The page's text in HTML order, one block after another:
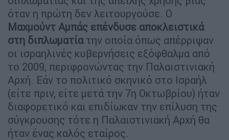
όταν η πρώτη δεν λειτουργούσε. Ο
Μαχμούντ Αμπάς επένδυσε αποκλειστικά
στη διπλωματίατην οποία όπως απέρριψαν
οι ισραηλινές κυβερνήσεις εξόφθαλμα από
το 2009, περιφρονώντας την Παλαιστινιακή
Αρχή. Εάν το πολιτικό σκηνικό στο Ισραήλ
(είτε πριν, είτε μετά την 7η Οκτωβρίου) ήταν
διαφορετικό και επιδίωκαν την επίλυση της
σύγκρουσης τότε η Παλαιστινιακή Αρχή θα
ήταν ένας καλός εταίρος.